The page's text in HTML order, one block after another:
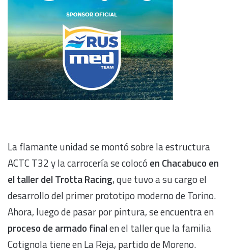
La flamante unidad se montó sobre la estructura
ACTC T32 y la carrocería se colocó en Chacabuco en
el taller del Trotta Racing, que tuvo a su cargo el
desarrollo del primer prototipo moderno de Torino.
Ahora, luego de pasar por pintura, se encuentra en
proceso de armado finalen el taller que la familia
Cotignola tiene en La Reja, partido de Moreno.